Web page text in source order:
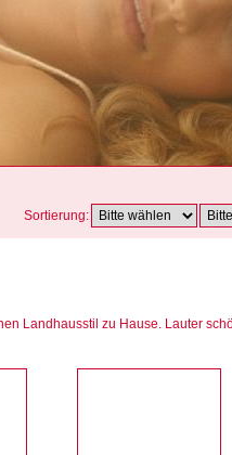
Sortierung:
Landhausstil zu Hause. Lauter